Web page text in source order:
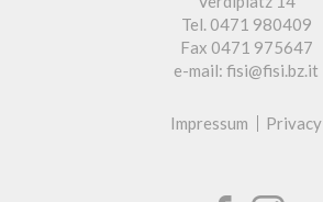
Tel. 0471 980409
Fax 0471 975647
e-mail: fisi@fisi.bz.it
Impressum Privacy